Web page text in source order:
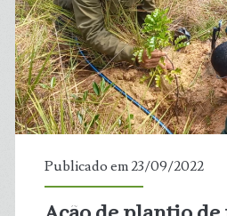
Publicado em 23/09/2022